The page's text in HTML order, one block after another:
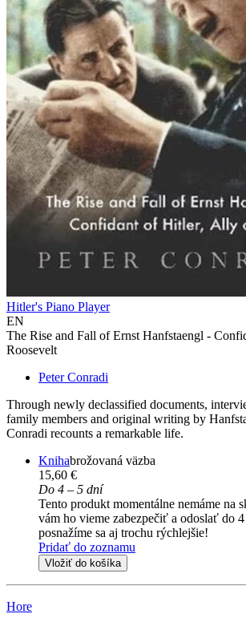
Hitler's Piano Player
EN
The Rise and Fall of Ernst Hanfstaengl -
Roosevelt
Peter Conradi
Through newly declassified documents,
family members and original writing by
Conradi recounts a remarkable life.
Knihabrožovaná väzba
15,60 €
Do 4 – 5 dní
Tento produkt momentálne nemáme na
vám ho vieme zabezpečiť a odoslať do
posnažíme sa aj trochu rýchlejšie!
Pridať do zoznamu
Vložiť do košíka
Hore